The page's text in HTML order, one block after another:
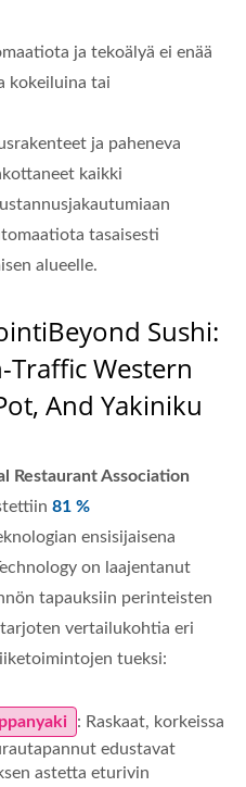
ja tekoälyä ei enää
kokeiluina tai
ja paheneva
kaikki
tasaisesti
alueelle.
Beyond Sushi:
Western
And Yakiniku
Restaurant Association
81 %
ensisijaisena
on laajentanut
tapauksiin perinteisten
vertailukohtia eri
tueksi:
: Raskaat, korkeissa
edustavat
astetta eturivin